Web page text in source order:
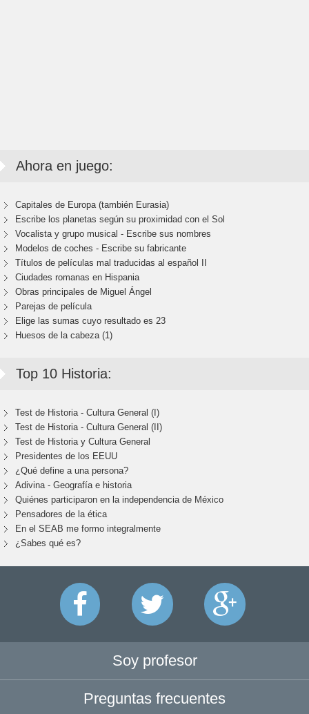
Ahora en juego:
Capitales de Europa (también Eurasia)
Escribe los planetas según su proximidad con el Sol
Vocalista y grupo musical - Escribe sus nombres
Modelos de coches - Escribe su fabricante
Títulos de películas mal traducidas al español II
Ciudades romanas en Hispania
Obras principales de Miguel Ángel
Parejas de película
Elige las sumas cuyo resultado es 23
Huesos de la cabeza (1)
Top 10 Historia:
Test de Historia - Cultura General (I)
Test de Historia - Cultura General (II)
Test de Historia y Cultura General
Presidentes de los EEUU
¿Qué define a una persona?
Adivina - Geografía e historia
Quiénes participaron en la independencia de México
Pensadores de la ética
En el SEAB me formo integralmente
¿Sabes qué es?
Soy profesor
Preguntas frecuentes